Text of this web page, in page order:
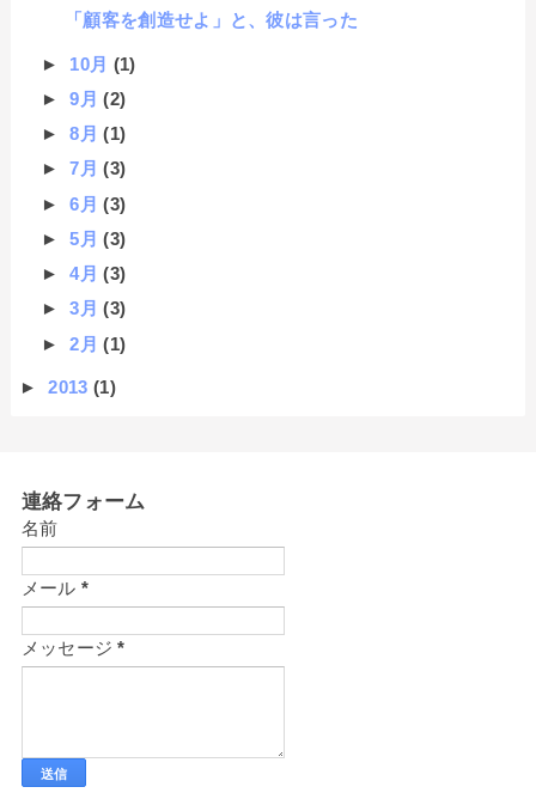
「顧客を創造せよ」と、彼は言った
► 10月 (1)
►9月(2)
►8月(1)
►7月(3)
►6月(3)
►5月(3)
►4月(3)
►3月(3)
►2月(1)
►2013(1)
連絡フォーム
名前
メール *
メッセージ*